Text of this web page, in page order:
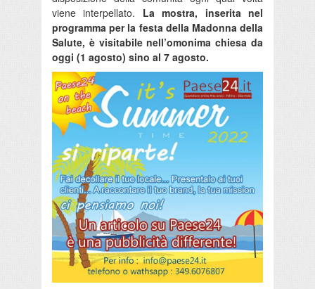
viene interpellato. La mostra, inserita nel
programma per la festa della Madonna della
Salute, è visitabile nell’omonima chiesa da
oggi (1 agosto) sino al 7 agosto.